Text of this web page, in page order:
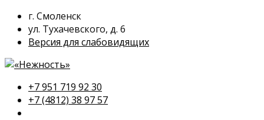
г. Смоленск
ул. Тухачевского, д. 6
Версия для слабовидящих
+7 951 719 92 30
+7 (4812) 38 97 57